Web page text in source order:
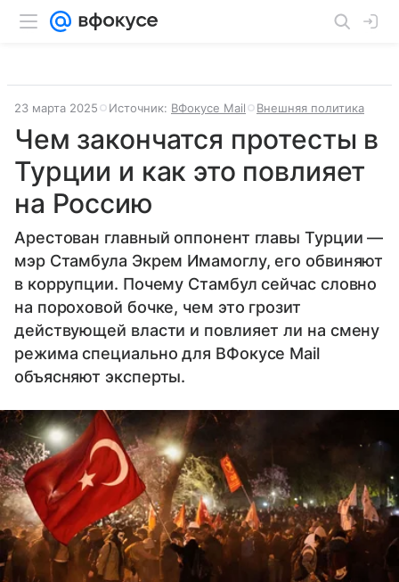
23 марта 2025 Источник: ВФокусе Mail Внешняя политика
Чем закончатся протесты в
Турции и как это повлияет
на Россию
Арестован главный оппонент главы Турции —
мэр Стамбула Экрем Имамоглу, его обвиняют
в коррупции. Почему Стамбул сейчас словно
на пороховой бочке, чем это грозит
действующей власти и повлияет ли на смену
режима специально для ВФокусе Mail
объясняют эксперты.